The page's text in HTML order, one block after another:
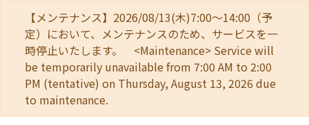
【メンテナンス】2026/08/13(木)7:00～14:00（予
定）において、メンテナンスのため、サービスを一
時停止いたします。 <Maintenance> Service will
be temporarily unavailable from 7:00 AM to 2:00
PM (tentative) on Thursday, August 13, 2026 due
to maintenance.